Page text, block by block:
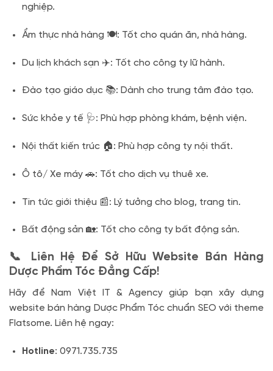
nghiệp.
Ẩm thực nhà hàng 🍽️: Tốt cho quán ăn, nhà hàng.
Du lịch khách sạn ✈️: Tốt cho công ty lữ hành.
Đào tạo giáo dục 📚: Dành cho trung tâm đào tạo.
Sức khỏe y tế 🩺: Phù hợp phòng khám, bệnh viện.
Nội thất kiến trúc 🏠: Phù hợp công ty nội thất.
Ô tô/ Xe máy 🚗: Tốt cho dịch vụ thuê xe.
Tin tức giới thiệu 📰: Lý tưởng cho blog, trang tin.
Bất động sản 🏡: Tốt cho công ty bất động sản.
📞 Liên Hệ Để Sở Hữu Website Bán Hàng
Dược Phẩm Tóc Đẳng Cấp!
Hãy để Nam Việt IT & Agency giúp bạn xây dựng
website bán hàng Dược Phẩm Tóc chuẩn SEO với theme
Flatsome. Liên hệ ngay:
Hotline: 0971.735.735